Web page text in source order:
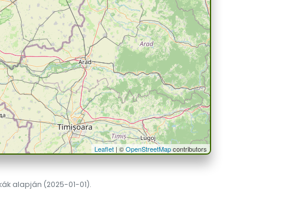
Leaflet | ©OpenStreetMapcontributors
alapján (2025-01-01).